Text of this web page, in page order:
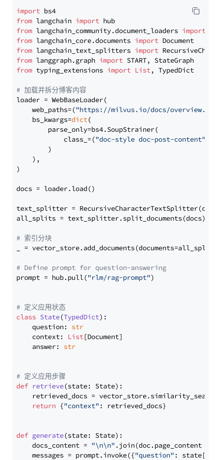
import
from langchain import
from langchain_community.document_loaders import
from langchain_core.documents import
from langchain_text_splitters import
from langgraph.graph import
from typing_extensions import List, TypedDict
# 加载并拆分博客内容
loader = WebBaseLoader(
    web_paths=(
"https://milvus.io/docs/overview.md"
    bs_kwargs=
dict(
        parse_only=bs4.SoupStrainer(
            class_=(
"doc-style doc-post-content"
        )
    ),
)
docs = loader.load()
text_splitter =
all_splits = text_splitter.split_documents(docs)
# 索引分块
_ = vector_store.add_documents(documents=all_splits)
# Define prompt for question-answering
prompt = hub.pull("rlm/rag-prompt")
# 定义应用状态
class State(TypedDict):
    question:
str
    context:
List[Document]
    answer:
str
# 定义应用步骤
def retrieve(state: State):
retrieved_docs =
return {"context" : retrieved_docs}
def generate(state: State):
    docs_content =
"\n\n" .join(doc.page_content
    messages = prompt.invoke({
"question" : state[